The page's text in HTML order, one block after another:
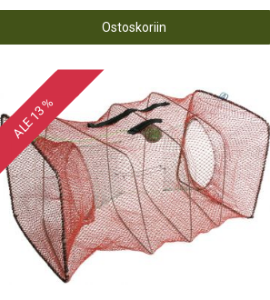
Ostoskoriin
ALE 13 %